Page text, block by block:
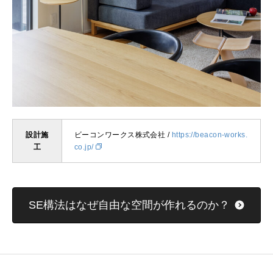
設計施
工
ビーコンワークス株式会社 / https://beacon-works.
co.jp/
SE構法はなぜ自由な空間が作れるのか？